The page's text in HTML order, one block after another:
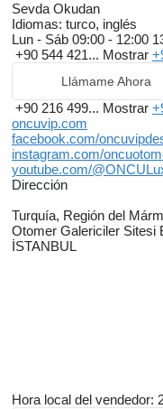
Sevda Okudan
Idiomas: turco, inglés
Lun - Sáb 09:00 - 12:00
+90 544 421... Mostrar
Llámame Ahora
+90 216 499... Mostrar
oncuvip.com
facebook.com/
instagram.com/
youtube.com/
Dirección
Turquía, Región del
Otomer Galericiler Sitesi
İSTANBUL
Hora local del vendedor: